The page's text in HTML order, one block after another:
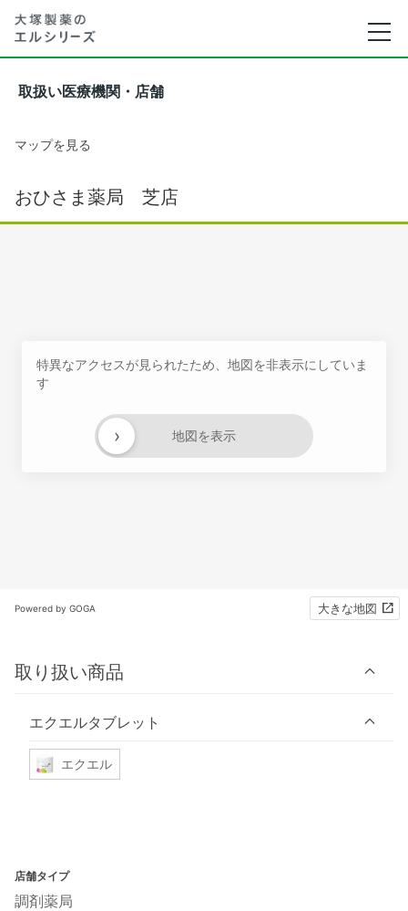
取扱い医療機関・店舗
マップを見る
おひさま薬局 芝店
特異なアクセスが見られたため、地図を非表示にしていま
す
地図を表示
›
Powered by GOGA 大きな地図
取り扱い商品
エクエルタブレット
エクエル
店舗タイプ
調剤薬局